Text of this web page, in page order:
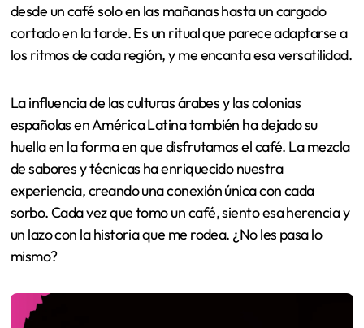
desde un café solo en las mañanas hasta un cargado
cortado en la tarde. Es un ritual que parece adaptarse a
los ritmos de cada región, y me encanta esa versatilidad.
La influencia de las culturas árabes y las colonias
españolas en América Latina también ha dejado su
huella en la forma en que disfrutamos el café. La mezcla
de sabores y técnicas ha enriquecido nuestra
experiencia, creando una conexión única con cada
sorbo. Cada vez que tomo un café, siento esa herencia y
un lazo con la historia que me rodea. ¿No les pasa lo
mismo?